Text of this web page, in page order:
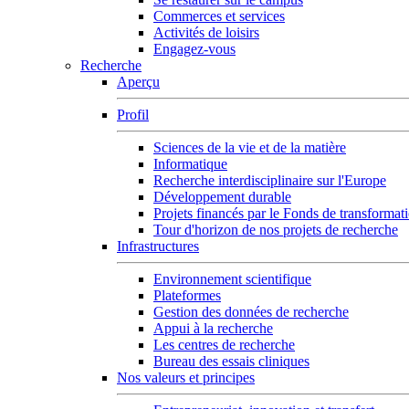
Commerces et services
Activités de loisirs
Engagez-vous
Recherche
Aperçu
Profil
Sciences de la vie et de la matière
Informatique
Recherche interdisciplinaire sur l'Europe
Développement durable
Projets financés par le Fonds de
Tour d'horizon de nos projets de recherche
Infrastructures
Environnement scientifique
Plateformes
Gestion des données de recherche
Appui à la recherche
Les centres de recherche
Bureau des essais cliniques
Nos valeurs et principes